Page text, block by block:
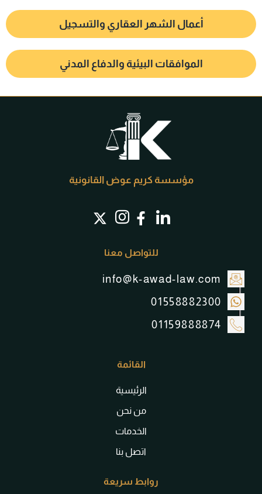
أعمال الشهر العقاري والتسجيل
الموافقات البيئية والدفاع المدني
مؤسسة كريم عوض القانونية
للتواصل معنا
info@k-awad-law.com
01558882300
01159888874
القائمة
الرئيسية
من نحن
الخدمات
اتصل بنا
روابط سريعة